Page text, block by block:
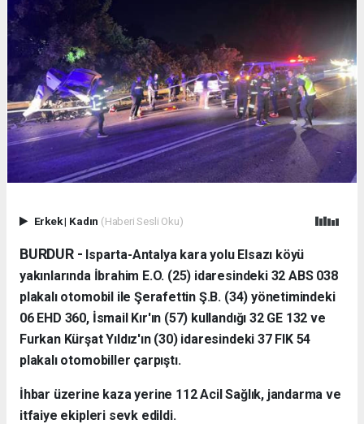
Erkek| Kadın (Haberi Sesli Oku)
BURDUR - Isparta-Antalya kara yolu Elsazı köyü
yakınlarında İbrahim E.O. (25) idaresindeki 32 ABS 038
plakalı otomobil ile Şerafettin Ş.B. (34) yönetimindeki
06 EHD 360, İsmail Kır'ın (57) kullandığı 32 GE 132 ve
Furkan Kürşat Yıldız'ın (30) idaresindeki 37 FIK 54
plakalı otomobiller çarpıştı.
İhbar üzerine kaza yerine 112 Acil Sağlık, jandarma ve
itfaiye ekipleri sevk edildi.